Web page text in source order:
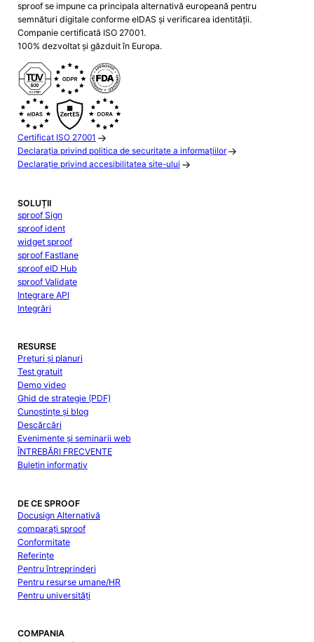
sproof se impune ca principala alternativă europeană pentru
semnături digitale conforme eIDAS și verificarea identității.
Companie certificată ISO 27001.
100% dezvoltat și găzduit în Europa.
Certificat ISO 27001
Declarația privind politica de securitate a informațiilor
Declarație privind accesibilitatea site-ului
SOLUȚII
sproof Sign
sproof ident
widget sproof
sproof Fastlane
sproof eID Hub
sproof Validate
Integrare API
Integrări
RESURSE
Prețuri și planuri
Test gratuit
Demo video
Ghid de strategie (PDF)
Cunoștințe și blog
Descărcări
Evenimente și seminarii web
ÎNTREBĂRI FRECVENTE
Buletin informativ
DE CE SPROOF
Docusign Alternativă
comparați sproof
Conformitate
Referințe
Pentru întreprinderi
Pentru resurse umane/HR
Pentru universități
COMPANIA